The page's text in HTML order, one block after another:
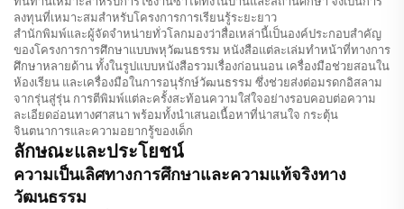
ลงทุนที่เหมาะสมสำหรับโครงการการเรียนรู้ระยะยาว
สำนักพิมพ์และผู้จัดจำหน่ายทั่วโลกมองว่าสื่อเหล่านี้เป็นองค์ประกอบสำคัญ
ของโครงการการศึกษาแบบพหุวัฒนธรรม หนังสือแต่ละเล่มทำหน้าที่ทางการ
ศึกษาหลายด้าน ทั้งในรูปแบบหนังสือรวมเรื่องก่อนนอน เครื่องมือช่วยสอนใน
ห้องเรียน และเครื่องมือในการอนุรักษ์วัฒนธรรม ซึ่งช่วยส่งต่อมรดกอิสลาม
จากรุ่นสู่รุ่น การตีพิมพ์แต่ละครั้งสะท้อนความใส่ใจอย่างรอบคอบต่อความ
ละเอียดอ่อนทางศาสนา พร้อมทั้งนำเสนอเนื้อหาที่น่าสนใจ กระตุ้น
จินตนาการและความอยากรู้ของเด็ก
ลักษณะและประโยชน์
ความเป็นเลิศทางการศึกษาและความแท้จริงทาง
วัฒนธรรม